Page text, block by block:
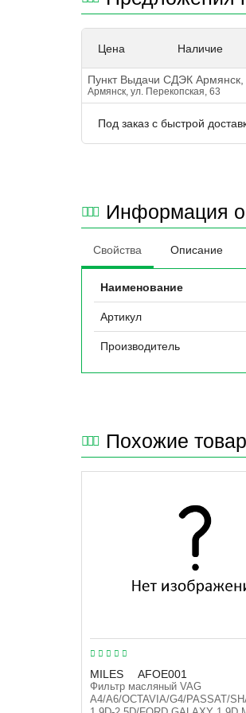
Цена Наличие
Пункт Выдачи СДЭК Армянск,
Армянск, ул. Перекопская, 63
Под заказ с быстрой
Информация о
Свойства Описание
Наименование
Артикул
Производитель
Похожие
MILES AFOE001
Фильтр масляный VAG
A4/A6/OCTAVIA/G4/PASSAT/